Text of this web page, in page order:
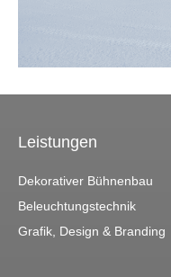
Leistungen
Dekorativer Bühnenbau
Beleuchtungstechnik
Grafik, Design & Branding